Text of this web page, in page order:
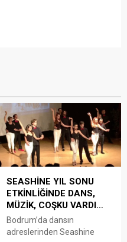
SEASHİNE YIL SONU
ETKİNLİĞİNDE DANS,
MÜZİK, COŞKU VARDI…
Bodrum’da dansın
adreslerinden Seashine